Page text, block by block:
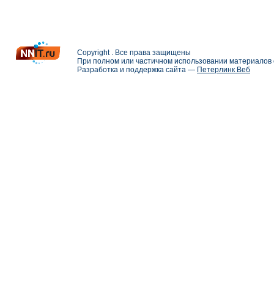
Copyright . Все права защищены
При полном или частичном использовании
Разработка и поддержка сайта — Петерлинк Веб